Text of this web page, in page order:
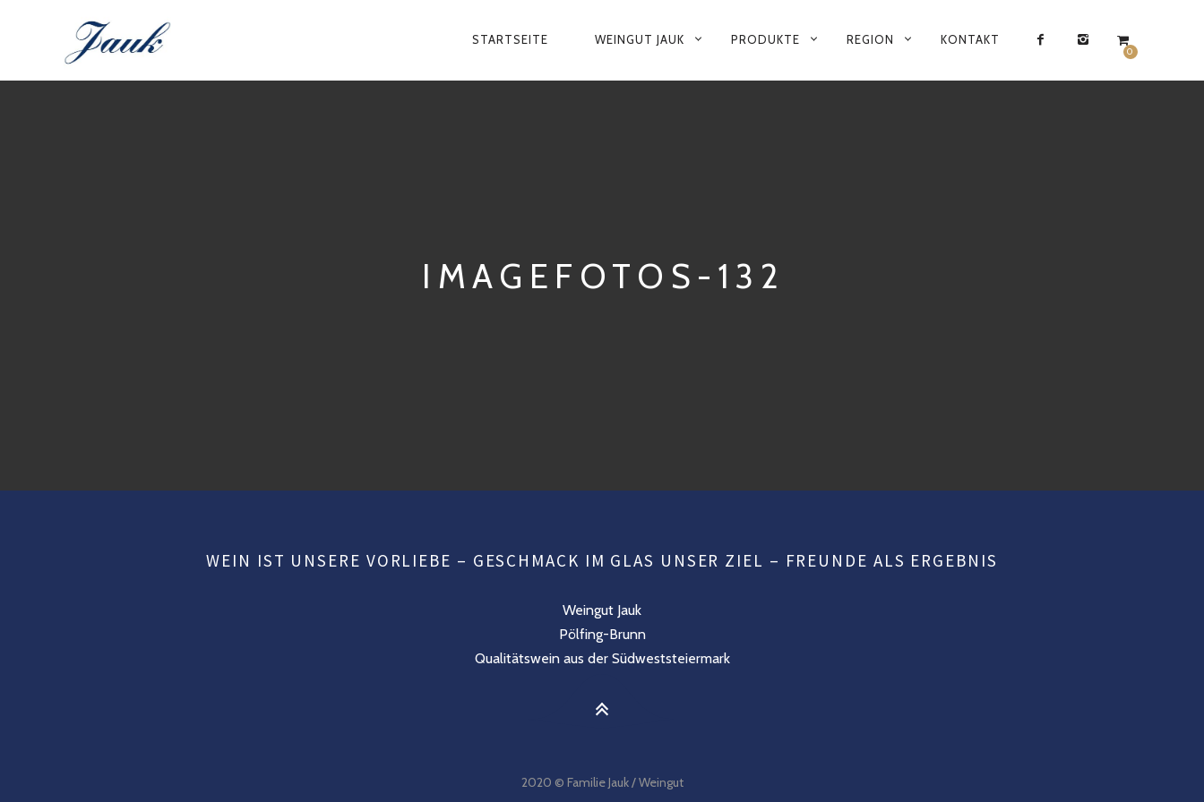
PRIMÄR-
0
STARTSEITE WEINGUT JAUK PRODUKTE REGION KONTAKT
IMAGEFOTOS-132
WEIN IST UNSERE VORLIEBE – GESCHMACK IM GLAS UNSER ZIEL – FREUNDE ALS ERGEBNIS
Weingut Jauk
Pölfing-Brunn
Qualitätswein aus der Südweststeiermark
2020 © Familie Jauk / Weingut